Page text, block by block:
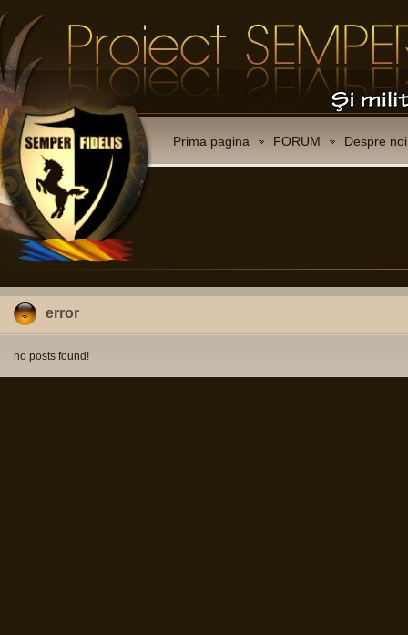
Prima pagina FORUM Despre noi
error
no posts found!